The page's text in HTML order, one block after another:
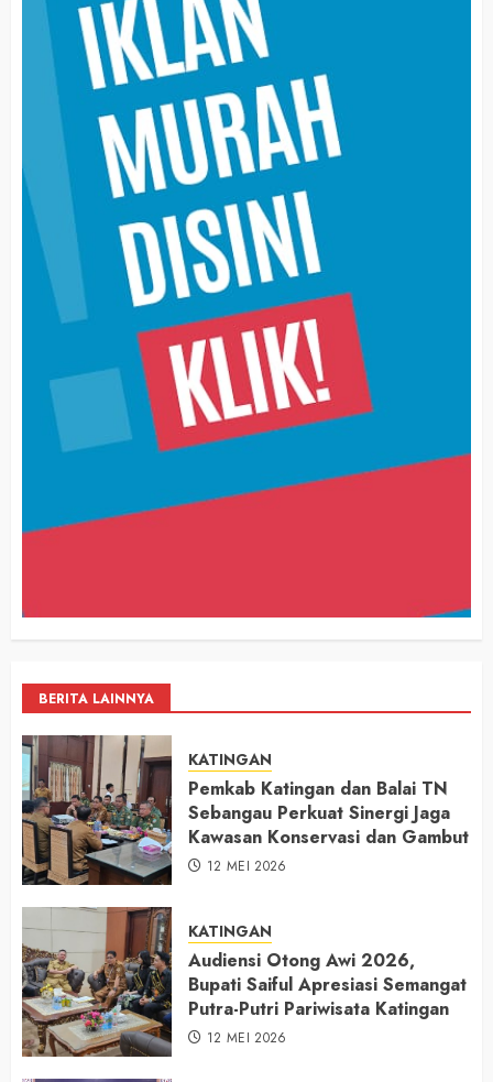
BERITA LAINNYA
KATINGAN
Pemkab Katingan dan Balai TN
Sebangau Perkuat Sinergi Jaga
Kawasan Konservasi dan Gambut
12 MEI 2026
KATINGAN
Audiensi Otong Awi 2026,
Bupati Saiful Apresiasi Semangat
Putra-Putri Pariwisata Katingan
12 MEI 2026